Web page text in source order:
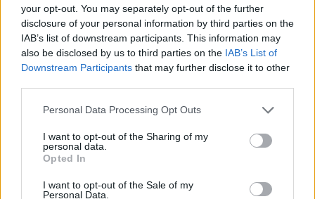
your opt-out. You may separately opt-out of the further
disclosure of your personal information by third parties on the
IAB’s list of downstream participants. This information may
also be disclosed by us to third parties on the IAB’s List of
Downstream Participants that may further disclose it to other
Personal Data Processing Opt Outs
I want to opt-out of the Sharing of my
personal data.
Opted In
I want to opt-out of the Sale of my
Personal Data.
PIÙ INFORMAZIONI SU
canoni idrici
provincia di belluno
provincia di sondrio
referendum vco
referendum vco lombardia
iginio olita
stefano costa
verbania
LEGGI GLI ALTRI ARTICOLI DI